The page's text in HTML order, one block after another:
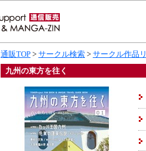
通販TOP > サークル検索 > サークル作品
九州の東方を往く